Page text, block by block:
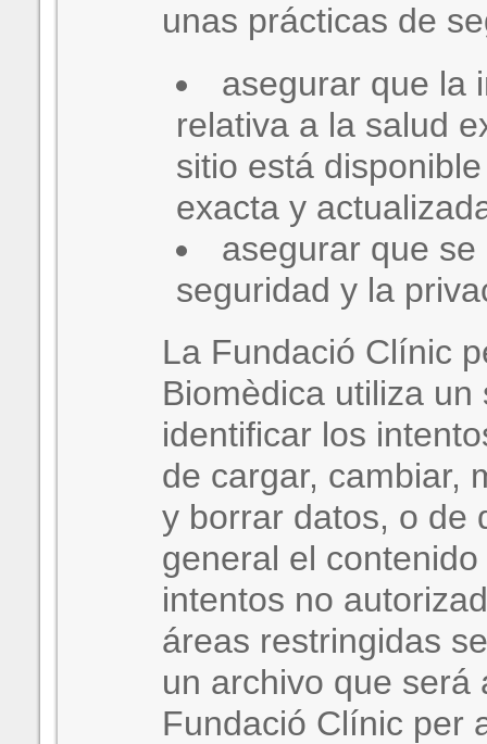
unas prácticas de
asegurar que la
relativa a la salud
sitio está
exacta y
asegurar que
seguridad y la
La Fundació Clínic
Biomèdica utiliza un
identificar los
de cargar, cambiar,
y borrar datos, o de
general el
intentos no
áreas restringidas
un archivo que será
Fundació Clínic per